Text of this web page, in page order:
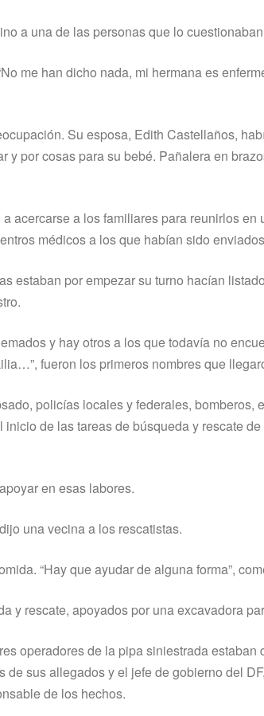
a una de las personas que lo
me han dicho nada, mi hermana es
Su esposa, Edith Castellaños,
por cosas para su bebé. Pañalera en
acercarse a los familiares para reunirlos en
médicos a los que habí­an sido
estaban por empezar su turno hací­an
y hay otros a los que todaví­a no
fueron los primeros nombres que
policí­as locales y federales, bomberos,
de las tareas de búsqueda y rescate
en esas labores.
una vecina a los rescatistas.
“Hay que ayudar de alguna forma”,
y rescate, apoyados por una excavadora
operadores de la pipa siniestrada
sus allegados y el jefe de gobierno del
de los hechos.